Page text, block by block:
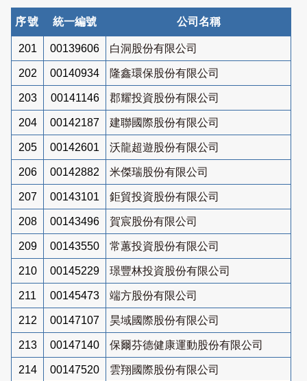
序號 統一編號 公司名稱
201 00139606 白洞股份有限公司
202 00140934 隆鑫環保股份有限公司
203 00141146 郡耀投資股份有限公司
204 00142187 建聯國際股份有限公司
205 00142601 沃龍超遊股份有限公司
206 00142882 米傑瑞股份有限公司
207 00143101 鉅貿投資股份有限公司
208 00143496 賀宸股份有限公司
209 00143550 常蕙投資股份有限公司
210 00145229 璟豐林投資股份有限公司
211 00145473 端方股份有限公司
212 00147107 昊域國際股份有限公司
213 00147140 保爾芬德健康運動股份有限公司
214 00147520 雲翔國際股份有限公司